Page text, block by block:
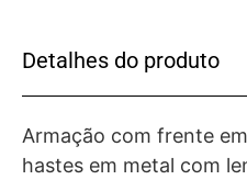
Detalhes do produto
Armação com frente
hastes em metal com